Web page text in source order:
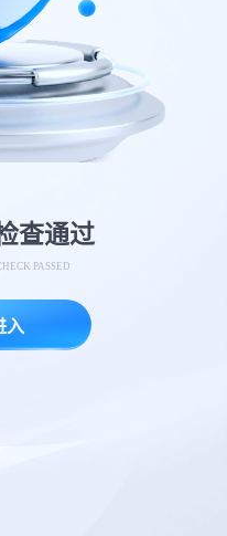
查通过
PASSED
入